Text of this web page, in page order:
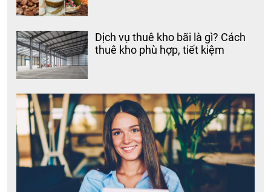
Dịch vụ thuê kho bãi là gì? Cách
thuê kho phù hợp, tiết kiệm